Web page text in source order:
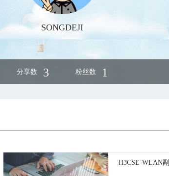
SONGDEJI
分享数 3 粉丝数 1
H3CSE-WLAN